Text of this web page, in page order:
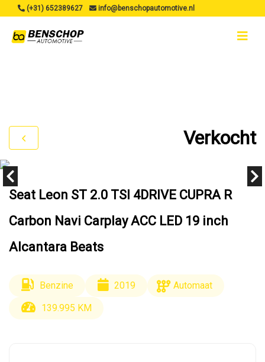
(+31) 652389627 info@benschopautomotive.nl
Verkocht
Seat Leon ST 2.0 TSI 4DRIVE CUPRA R
Carbon Navi Carplay ACC LED 19 inch
Alcantara Beats
Benzine 2019
Automaat
139.995 KM